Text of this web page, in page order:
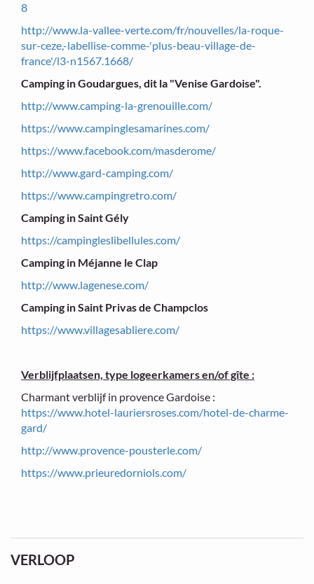
8
http://www.la-vallee-verte.com/fr/nouvelles/la-roque-
sur-ceze,-labellise-comme-'plus-beau-village-de-
france'/l3-n1567.1668/
Camping in Goudargues, dit la "Venise Gardoise".
http://www.camping-la-grenouille.com/
https://www.campinglesamarines.com/
https://www.facebook.com/masderome/
http://www.gard-camping.com/
https://www.campingretro.com/
Camping in Saint Gély
https://campingleslibellules.com/
Camping in Méjanne le Clap
http://www.lagenese.com/
Camping in Saint Privas de Champclos
https://www.villagesabliere.com/
Verblijfplaatsen, type logeerkamers en/of gîte :
Charmant verblijf in provence Gardoise :
https://www.hotel-lauriersroses.com/hotel-de-charme-
gard/
http://www.provence-pousterle.com/
https://www.prieuredorniols.com/
VERLOOP